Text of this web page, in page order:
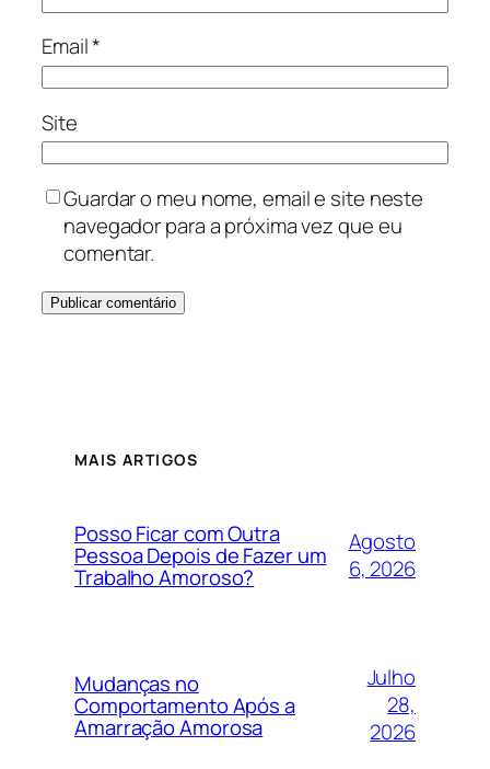
Email*
Site
Guardar o meu nome, email e site neste
navegador para a próxima vez que eu
comentar.
MAIS ARTIGOS
Posso Ficar com Outra
Pessoa Depois de Fazer um
Trabalho Amoroso?
Agosto
6, 2026
Mudanças no
Comportamento Após a
Amarração Amorosa
Julho
28,
2026